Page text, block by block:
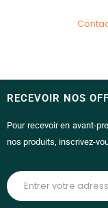
RECEVOIR NOS
Pour recevoir en avant-
nos produits, inscrivez-